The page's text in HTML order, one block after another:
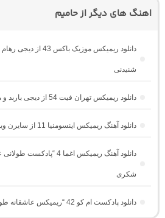
اهنگ های دیگر از حامیم
دانلود ریمیکس موزیک
شنیدنی
دانلود ریمیکس تهران فیت 54 از دیجی باربد و محمد موریانی
دانلود آهنگ ریمیکس اینسومنیا 11 از سایرن ویو
دانلود آهنگ ریمیکس اغما 4
شکری
دانلود پادکست ام کو 42 “ریمیکس عاشقانه طولانی” از دیجی امکو